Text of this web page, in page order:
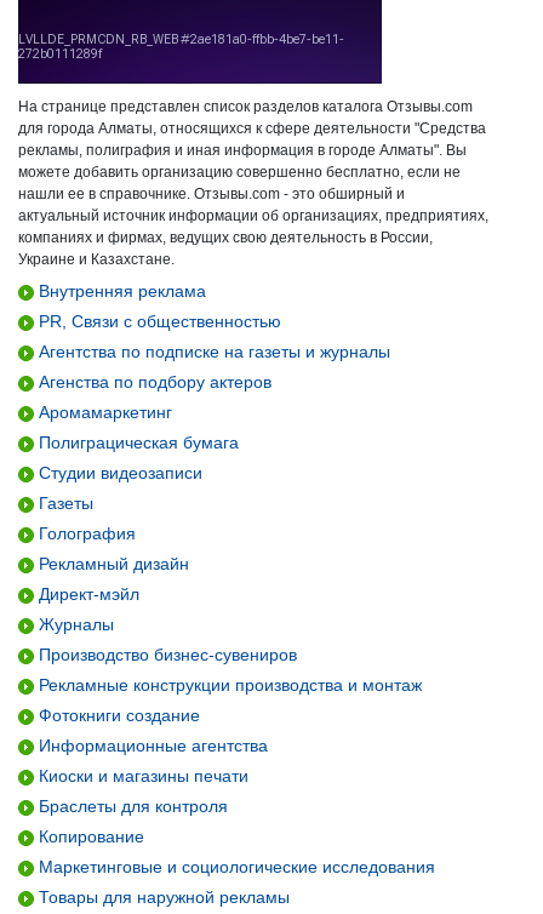
На странице представлен список разделов каталога Отзывы.com
для города Алматы, относящихся к сфере деятельности "Средства
рекламы, полиграфия и иная информация в городе Алматы". Вы
можете добавить организацию совершенно бесплатно, если не
нашли ее в справочнике. Отзывы.com - это обширный и
актуальный источник информации об организациях, предприятиях,
компаниях и фирмах, ведущих свою деятельность в России,
Украине и Казахстане.
Внутренняя реклама
PR, Связи с общественностью
Агентства по подписке на газеты и журналы
Агенства по подбору актеров
Аромамаркетинг
Полиграцическая бумага
Студии видеозаписи
Газеты
Голография
Рекламный дизайн
Директ-мэйл
Журналы
Производство бизнес-сувениров
Рекламные конструкции производства и монтаж
Фотокниги создание
Информационные агентства
Киоски и магазины печати
Браслеты для контроля
Копирование
Маркетинговые и социологические исследования
Товары для наружной рекламы